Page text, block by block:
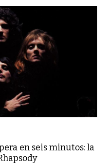
en seis minutos: la